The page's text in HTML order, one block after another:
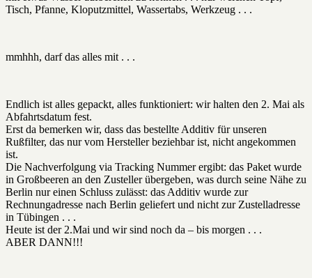
Tisch, Pfanne, Kloputzmittel, Wassertabs, Werkzeug . . .
mmhhh, darf das alles mit . . .
Endlich ist alles gepackt, alles funktioniert: wir halten den 2. Mai als
Abfahrtsdatum fest.
Erst da bemerken wir, dass das bestellte Additiv für unseren
Rußfilter, das nur vom Hersteller beziehbar ist, nicht angekommen
ist.
Die Nachverfolgung via Tracking Nummer ergibt: das Paket wurde
in Großbeeren an den Zusteller übergeben, was durch seine Nähe zu
Berlin nur einen Schluss zulässt: das Additiv wurde zur
Rechnungadresse nach Berlin geliefert und nicht zur Zustelladresse
in Tübingen . . .
Heute ist der 2.Mai und wir sind noch da – bis morgen . . .
ABER DANN!!!